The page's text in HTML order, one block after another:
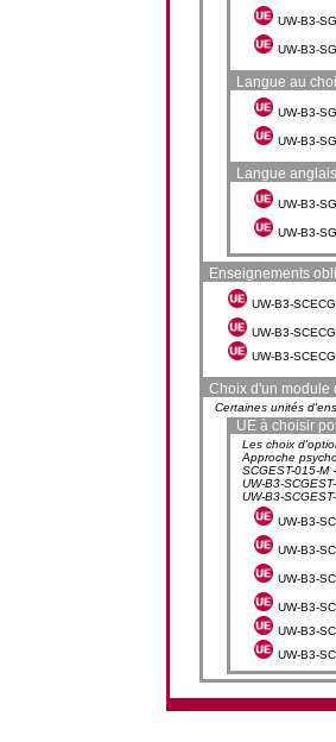
UW-B3-
UW-B3-
Langue au
UW-B3-
UW-B3-
Langue
UW-B3-
UW-B3-
Enseignements
UW-B3-
UW-B3-
UW-B3-
Choix d'un module
Certaines unités
UE à choisir
Les choix
Approche
SCGEST-015-M
UW-B3-
UW-B3-
UW-B3-
UW-B3-
UW-B3-
UW-B3-
UW-B3-
UW-B3-